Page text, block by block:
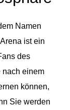
Namen
ist ein
des
nach einem
können,
Sie werden